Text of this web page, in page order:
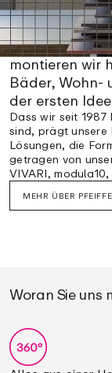
Pfeiffer ist ein
aus Aßlar in
montieren wir
Bäder, Wohn-
der ersten
Dass wir seit
sind, prägt unsere
Lösungen, die
getragen von
VIVARI,
MEHR ÜBER
Woran Sie uns